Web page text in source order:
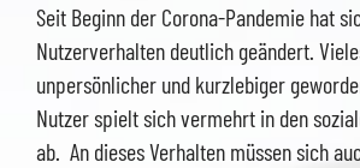
Seit Beginn der Corona-Pandemie hat
Nutzerverhalten deutlich geändert.
unpersönlicher und kurzlebiger
Nutzer spielt sich vermehrt in den
ab. An dieses Verhalten müssen sich